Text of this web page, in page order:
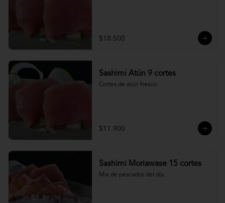
$18.500
Sashimi Atún 9 cortes
Cortes de atún fresco
$11.900
Sashimi Moriawase 15 cortes
Mix de pescados del día.